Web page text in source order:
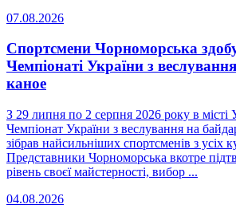
07.08.2026
Спортсмени Чорноморська
Чемпіонаті України з
каное
З 29 липня по 2 серпня 2026 року в місті
Чемпіонат України з веслування на
зібрав найсильніших спортсменів з усіх
Представники Чорноморська вкотре
рівень своєї майстерності, вибор ...
04.08.2026